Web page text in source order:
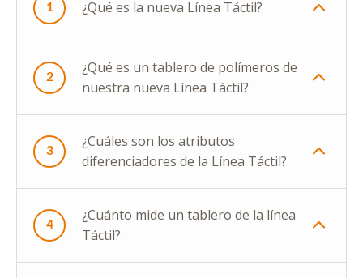
1 ¿Qué es la nueva Línea Táctil?
2
¿Qué es un tablero de polímeros de
nuestra nueva Línea Táctil?
3
¿Cuáles son los atributos
diferenciadores de la Línea Táctil?
4
¿Cuánto mide un tablero de la línea
Táctil?